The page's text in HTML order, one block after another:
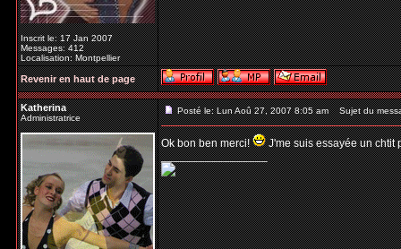
Inscrit le: 17 Jan 2007
Messages: 412
Localisation: Montpellier
Revenir en haut de page
Katherina
Administratrice
Posté le: Lun Aoû 27, 2007 8:05 am Sujet du
Ok bon ben merci!
J'me suis essayée un chtit
_________________